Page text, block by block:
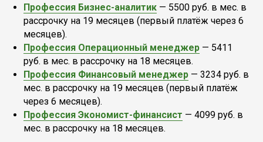
Профессия Бизнес-аналитик — 5500 руб. в мес. в
рассрочку на 19 месяцев (первый платёж через 6
месяцев).
Профессия Операционный менеджер — 5411
руб. в мес. в рассрочку на 18 месяцев.
Профессия Финансовый менеджер — 3234 руб. в
мес. в рассрочку на 19 месяцев (первый платёж
через 6 месяцев).
Профессия Экономист-финансист — 4099 руб. в
мес. в рассрочку на 18 месяцев.